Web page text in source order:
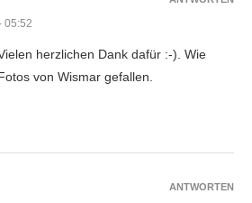
05:52
herzlichen Dank dafür :-). Wie
von Wismar gefallen.
ANTWORTEN